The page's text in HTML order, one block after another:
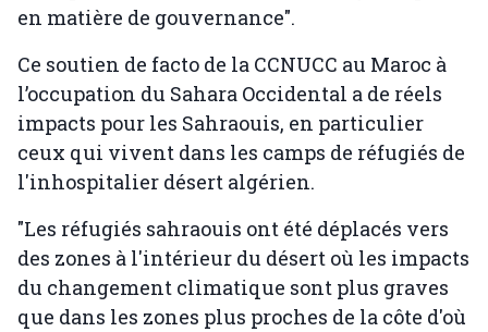
en matière de gouvernance".
Ce soutien de facto de la CCNUCC au Maroc à
l’occupation du Sahara Occidental a de réels
impacts pour les Sahraouis, en particulier
ceux qui vivent dans les camps de réfugiés de
l'inhospitalier désert algérien.
"Les réfugiés sahraouis ont été déplacés vers
des zones à l'intérieur du désert où les impacts
du changement climatique sont plus graves
que dans les zones plus proches de la côte d'où